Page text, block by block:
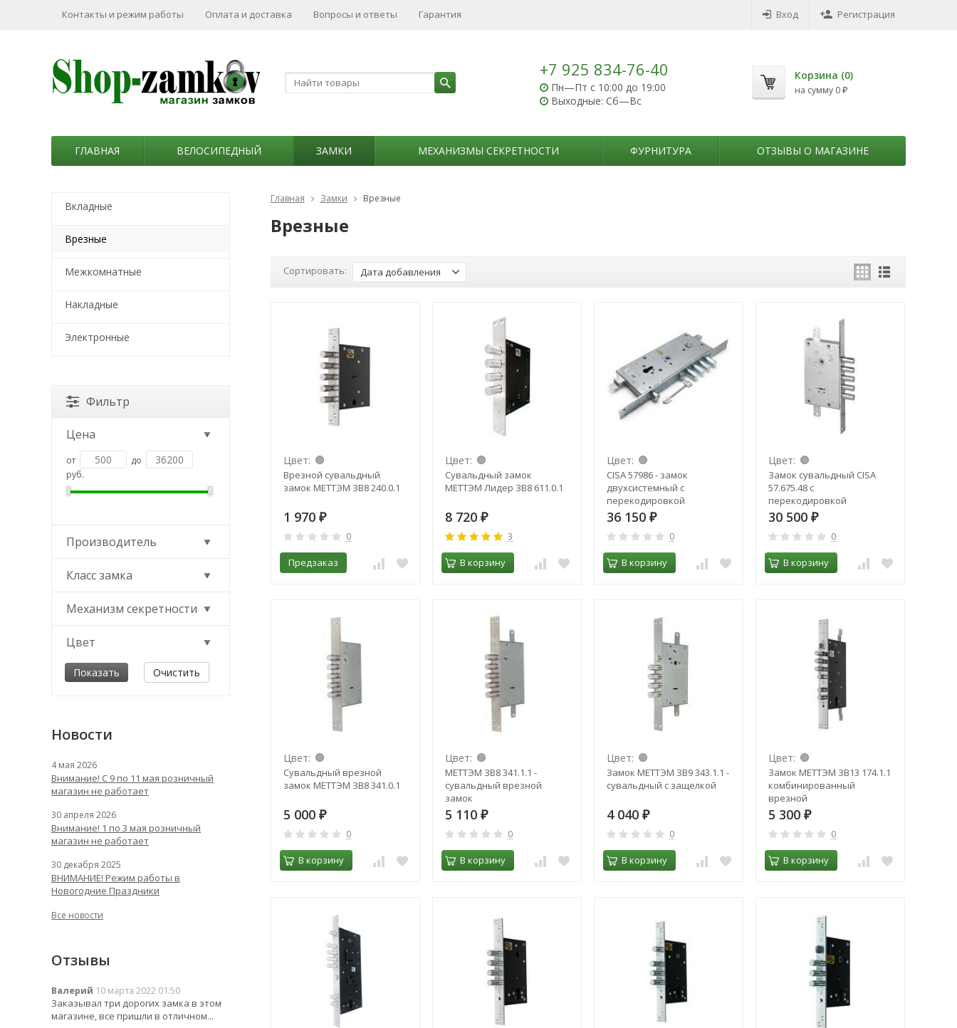
Контакты и режим работы Оплата и доставка Вопросы и ответы Гарантия Вход Регистрация
+7 925 834-76-40
Пн—Пт с 10:00 до 19:00
Выходные: Сб—Вс
Корзина (0)
на сумму 0 ₽
ГЛАВНАЯ ВЕЛОСИПЕДНЫЙ ЗАМКИ МЕХАНИЗМЫ СЕКРЕТНОСТИ ФУРНИТУРА ОТЗЫВЫ О МАГАЗИНЕ
Главная Замки Врезные
Врезные
Сортировать: Дата добавления
Цвет:
Врезной сувальдный
замок МЕТТЭМ ЗВ8 240.0.1
1 970 ₽
0
Предзаказ
Цвет:
Сувальдный замок
МЕТТЭМ Лидер ЗВ8 611.0.1
8 720 ₽
3
В корзину
Цвет:
CISA 57986 - замок
двухсистемный с
перекодировкой
36 150 ₽
0
В корзину
Цвет:
Замок сувальдный CISA
57.675.48 с
перекодировкой
30 500 ₽
0
В корзину
Цвет:
Сувальдный врезной
замок МЕТТЭМ ЗВ8 341.0.1
5 000 ₽
0
В корзину
Цвет:
МЕТТЭМ ЗВ8 341.1.1 -
cувальдный врезной
замок
5 110 ₽
0
В корзину
Цвет:
Замок МЕТТЭМ ЗВ9 343.1.1 -
сувальдный с защелкой
4 040 ₽
0
В корзину
Цвет:
Замок МЕТТЭМ ЗВ13 174.1.1
комбинированный
врезной
5 300 ₽
0
В корзину
Вкладные
Врезные
Межкомнатные
Накладные
Электронные
Фильтр
Цена
от
до
руб.
Производитель
Класс замка
Механизм секретности
Цвет
Очистить
Новости
4 мая 2026
Внимание! С 9 по 11 мая розничный
магазин не работает
30 апреля 2026
Внимание! 1 по 3 мая розничный
магазин не работает
30 декабря 2025
ВНИМАНИЕ! Режим работы в
Новогодние Праздники
Все новости
Отзывы
Валерий 10 марта 2022 01:50
Заказывал три дорогих замка в этом
магазине, все пришли в отличном...